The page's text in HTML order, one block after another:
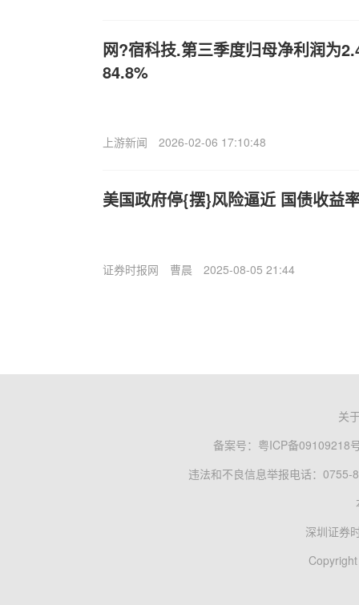
网?宿科技.第三季度归母净利润为
84.8%
上游新闻 2026-02-06 17:10:48
美国政府停{摆}风险逼近 国债收益
证券时报网 曹晨 2025-08-05 21:44
关
备案号： 粤ICP备09109218
违法和不良信息举报电话：0755-
深圳证券